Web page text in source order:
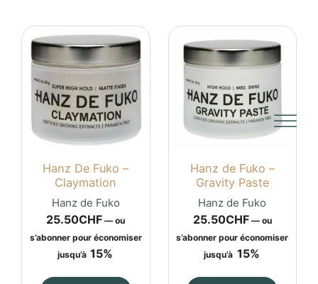
Hanz De Fuko –
Claymation
Hanz de Fuko
25.50CHF — ou
s’abonner pour économiser
jusqu’à 15%
Hanz de Fuko –
Gravity Paste
Hanz de Fuko
25.50CHF —ou
s’abonner pour économiser
jusqu’à 15%